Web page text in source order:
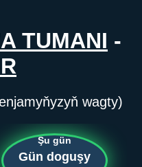
TUMANI -
wagty)
Şu gün
Gün doguşy